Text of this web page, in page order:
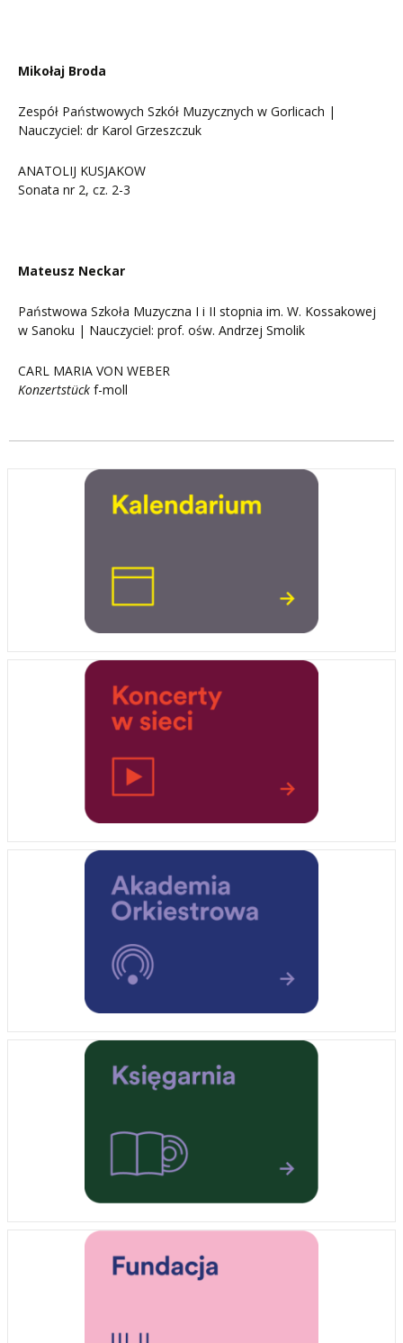
Mikołaj Broda
Zespół Państwowych Szkół Muzycznych w Gorlicach |
Nauczyciel: dr Karol Grzeszczuk
ANATOLIJ KUSJAKOW
Sonata nr 2, cz. 2-3
Mateusz Neckar
Państwowa Szkoła Muzyczna I i II stopnia im. W. Kossakowej
w Sanoku | Nauczyciel: prof. ośw. Andrzej Smolik
CARL MARIA VON WEBER
Konzertstück f-moll